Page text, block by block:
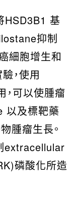
HSD3B1 基
抑制
細胞增生和
，使用
可以使腫瘤
以及標靶藥
腫瘤生長。
extracellular
磷酸化所造